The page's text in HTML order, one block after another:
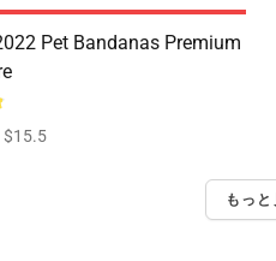
Pet Bandanas Premium
$15.5
もっと